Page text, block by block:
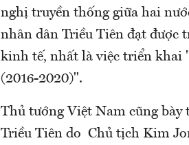
nghị truyền thống giữa hai
nhân dân Triều Tiên đạt được
kinh tế, nhất là việc triển khai
(2016-2020)".
Thủ tướng Việt Nam cũng
Triều Tiên do Chủ tịch Kim